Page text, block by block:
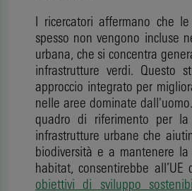
I ricercatori affermano che
spesso non vengono incluse
urbana, che si concentra
infrastrutture verdi. Questo
approccio integrato per
nelle aree dominate
quadro di riferimento per la
infrastrutture urbane che
biodiversità e a mantenere
habitat, consentirebbe
obiettivi di sviluppo